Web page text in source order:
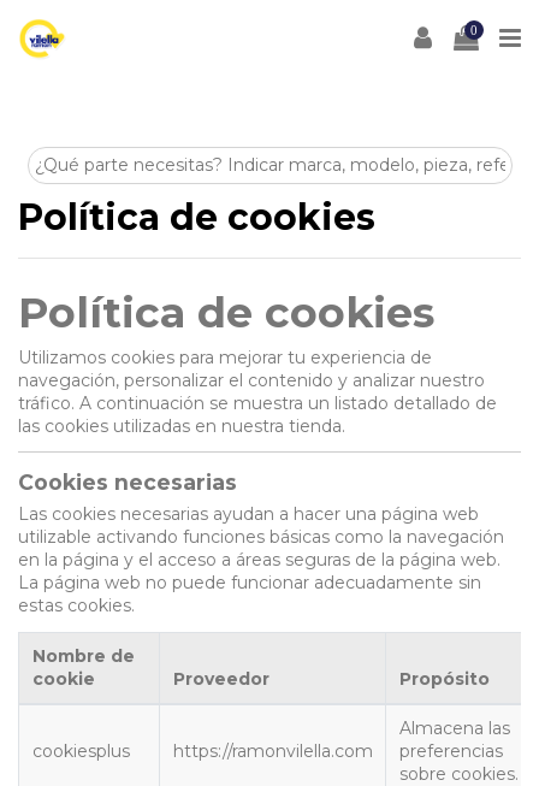
0
Política de cookies
Política de cookies
Utilizamos cookies para mejorar tu experiencia de
navegación, personalizar el contenido y analizar nuestro
tráfico. A continuación se muestra un listado detallado de
las cookies utilizadas en nuestra tienda.
Cookies necesarias
Las cookies necesarias ayudan a hacer una página web
utilizable activando funciones básicas como la navegación
en la página y el acceso a áreas seguras de la página web.
La página web no puede funcionar adecuadamente sin
estas cookies.
Nombre de
cookie
Proveedor Propósito
cookiesplus https://ramonvilella.com
Almacena las
preferencias
sobre cookies.